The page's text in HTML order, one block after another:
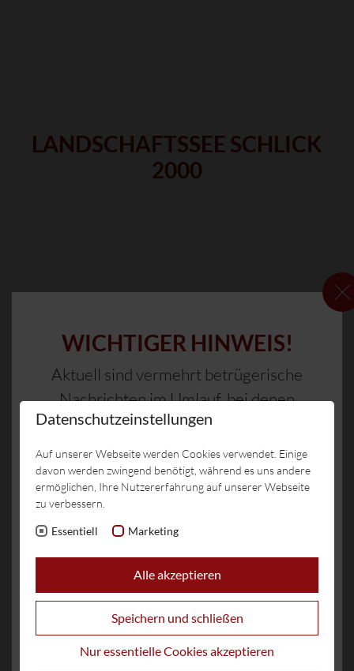
LANDSCHAFTSSEE SCHLICK
2000
SERLESBAHNEN
WICHTIGER HINWEIS!
Aktuell sind vermehrt betrügerische
Nachrichten im Umlauf, bei denen
versucht wird, über WhatsApp oder
gefälschte Links an Kreditkarten- und
Zahlungsdaten zu gelangen.
Das Hotel Burgstall fordert niemals
per WhatsApp oder über nicht
offizielle Kanäle zur Eingabe von
Zahlungsdaten auf.
Zahlungen erfolgen ausschließlich
über unsere offiziellen
Buchungswege oder direkt bei uns im
Datenschutzeinstellungen
Auf unserer Webseite werden Cookies verwendet. Einige
davon werden zwingend benötigt, während es uns andere
ermöglichen, Ihre Nutzererfahrung auf unserer Webseite
zu verbessern.
Essentiell Marketing
Alle akzeptieren
Speichern und schließen
Nur essentielle Cookies akzeptieren